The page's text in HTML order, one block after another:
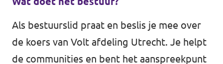
Volt Houten
Volt Soest
Volt Utrecht (Stad)
Als bestuurslid praat en beslis je mee over
de koers van Volt afdeling Utrecht. Je helpt
de communities en bent het aanspreekpunt